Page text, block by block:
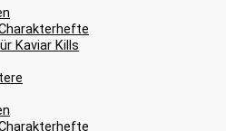
Kaviar Kills